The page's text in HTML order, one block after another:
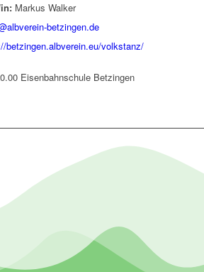
Markus Walker
betzingen.de
betzingen.albverein.eu/volkstanz/
Eisenbahnschule Betzingen